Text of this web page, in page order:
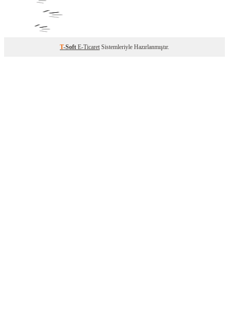
T-Soft E-Ticaret Sistemleriyle Hazırlanmıştır.